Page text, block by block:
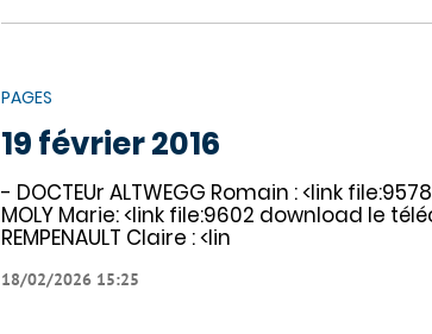
PAGES
19 février 2016
- DOCTEUr ALTWEGG Romain : <link
MOLY Marie: <link file:9602 download le
REMPENAULT Claire : <lin
18/02/2026 15:25